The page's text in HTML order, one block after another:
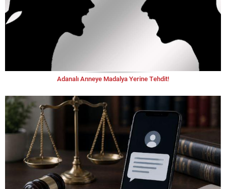
Adanalı Anneye Madalya Yerine Tehdit!